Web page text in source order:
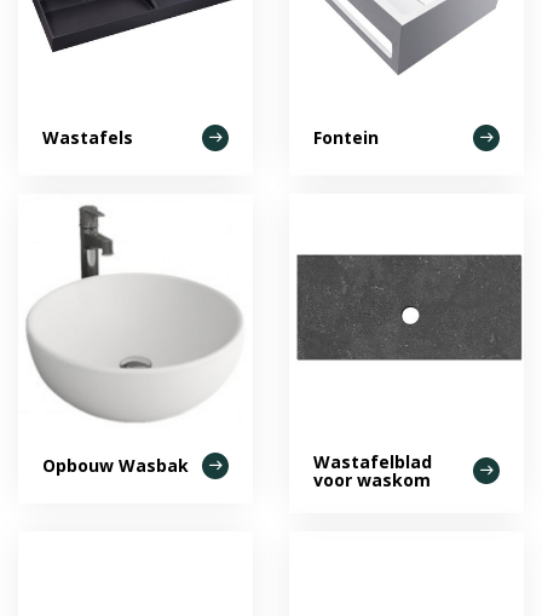
Wastafels Fontein
Opbouw Wasbak Wastafelblad
voor waskom